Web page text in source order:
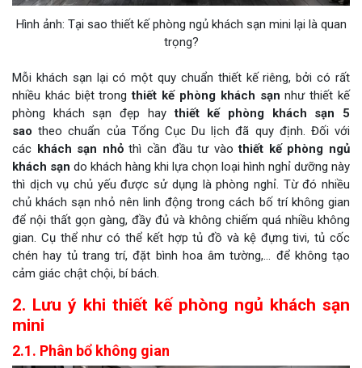
Hình ảnh: Tại sao thiết kế phòng ngủ khách sạn mini lại là quan
trọng?
Mỗi khách sạn lại có một quy chuẩn thiết kế riêng, bởi có rất
nhiều khác biệt trongthiết kế phòng khách sạn như thiết kế
phòng khách sạn đẹp haythiết kế phòng khách sạn 5
sao theo chuẩn của Tổng Cục Du lịch đã quy định. Đối với
các khách sạn nhỏthì cần đầu tư vàothiết kế phòng ngủ
khách sạn do khách hàng khi lựa chọn loại hình nghỉ dưỡng này
thì dịch vụ chủ yếu được sử dụng là phòng nghỉ. Từ đó nhiều
chủ khách sạn nhỏ nên linh động trong cách bố trí không gian
để nội thất gọn gàng, đầy đủ và không chiếm quá nhiều không
gian. Cụ thể như có thể kết hợp tủ đồ và kệ đựng tivi, tủ cốc
chén hay tủ trang trí, đặt bình hoa âm tường,… để không tạo
cảm giác chật chội, bí bách.
2. Lưu ý khi thiết kế phòng ngủ khách sạn
mini
2.1. Phân bổ không gian